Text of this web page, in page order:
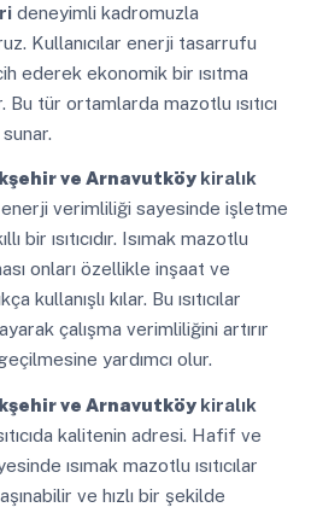
deneyimli kadromuzla
Kullanıcılar enerji tasarrufu
ederek ekonomik bir ısıtma
tür ortamlarda mazotlu ısıtıcı
ve Arnavutköykiralık
verimliliği sayesinde işletme
bir ısıtıcıdır. Isımak mazotlu
onları özellikle inşaat ve
kullanışlı kılar. Bu ısıtıcılar
çalışma verimliliğini artırır
yardımcı olur.
ve Arnavutköykiralık
kalitenin adresi. Hafif ve
ısımak mazotlu ısıtıcılar
ve hızlı bir şekilde